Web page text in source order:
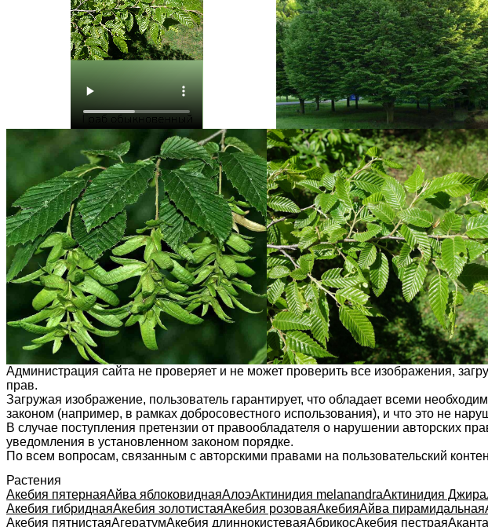
Администрация сайта не проверяет и не может проверить все изображения,
прав.
Загружая изображение, пользователь гарантирует, что обладает всеми
законом (например, в рамках добросовестного использования), и что это не
В случае поступления претензии от правообладателя о нарушении авторских
уведомления в установленном законом порядке.
По всем вопросам, связанным с авторскими правами на пользовательский
Растения
Акебия пятернаяАйва яблоковиднаяАлоэАктинидия melanandraАктинидия
Акебия гибриднаяАкебия золотистаяАкебия розоваяАкебияАйва пирамидальная
Акебия пятнистаяАгератумАкебия длиннокистеваяАбрикосАкебия пестраяАканта